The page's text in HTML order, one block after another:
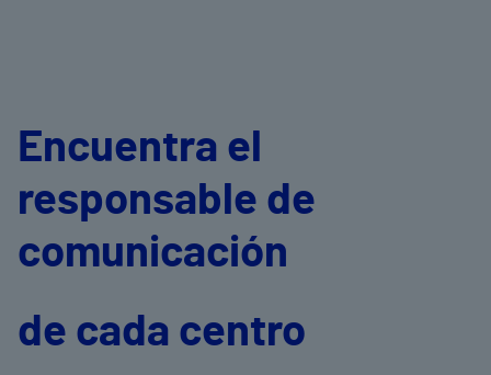
Encuentra el
responsable de
comunicación
de cada centro